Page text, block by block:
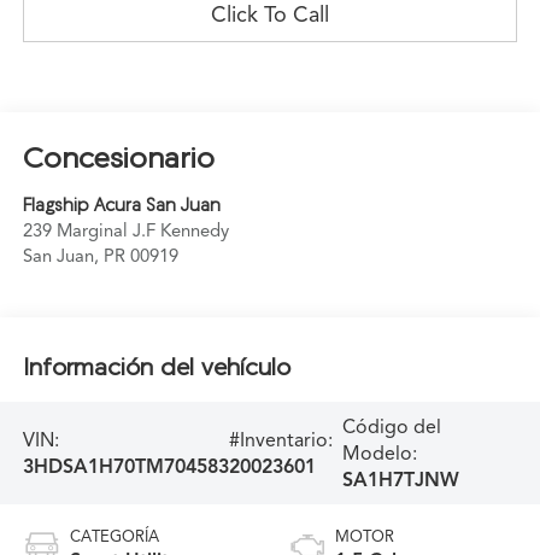
Click To Call
Concesionario
Flagship Acura San Juan
239 Marginal J.F Kennedy
San Juan, PR 00919
Información del vehículo
VIN:
3HDSA1H70TM704583
#Inventario:
20023601
Código del
Modelo:
SA1H7TJNW
CATEGORÍA MOTOR